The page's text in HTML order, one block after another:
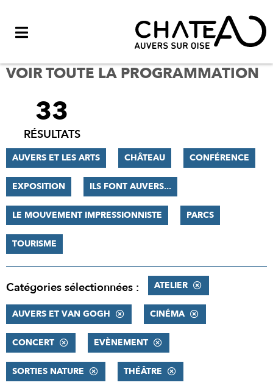
VOIR TOUTE LA PROGRAMMATION
FILTRER
RÉSULTATS
33
RÉSULTATS
AUVERS ET LES ARTS CHÂTEAU CONFÉRENCE
EXPOSITION ILS FONT AUVERS...
LE MOUVEMENT IMPRESSIONNISTE PARCS
TOURISME
Catégories sélectionnées : ATELIER
AUVERS ET VAN GOGH CINÉMA
CONCERT EVÈNEMENT
SORTIES NATURE THÉÂTRE